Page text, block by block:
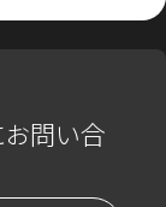
お問い合